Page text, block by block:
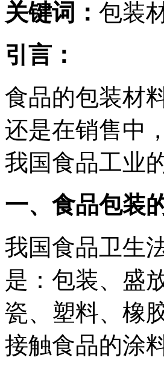
关键词： 包装
引言：
食品的包装材
还是在销售中
我国食品工业
一、食品包装
我国食品卫生
是：包装、盛
瓷、塑料、橡
接触食品的涂料